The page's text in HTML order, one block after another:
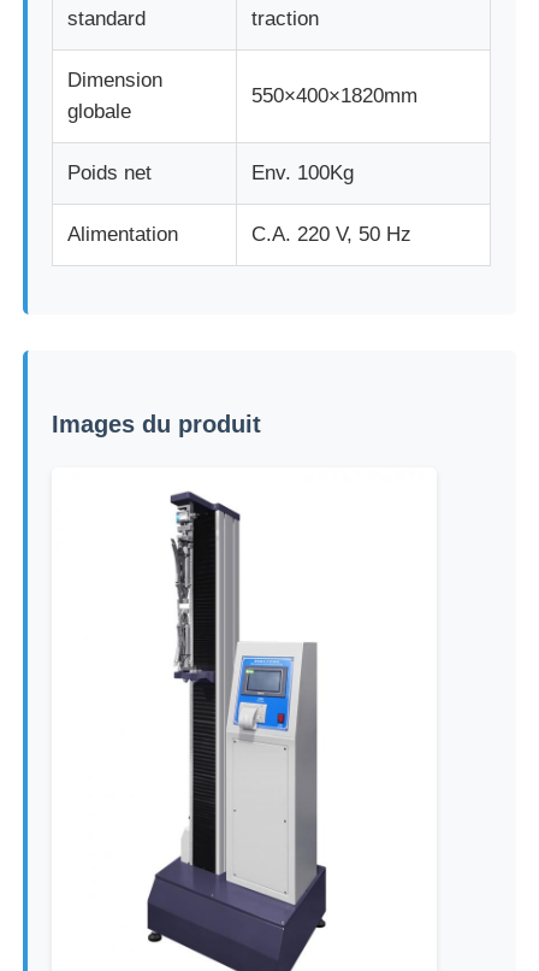
standard
traction
Dimension
globale
550×400×1820mm
Poids net Env. 100Kg
Alimentation C.A. 220 V, 50 Hz
Images du produit